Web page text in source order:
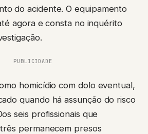
do acidente. O equipamento
agora e consta no inquérito
PUBLICIDADE
homicídio com dolo eventual,
quando há assunção do risco
seis profissionais que
permanecem presos